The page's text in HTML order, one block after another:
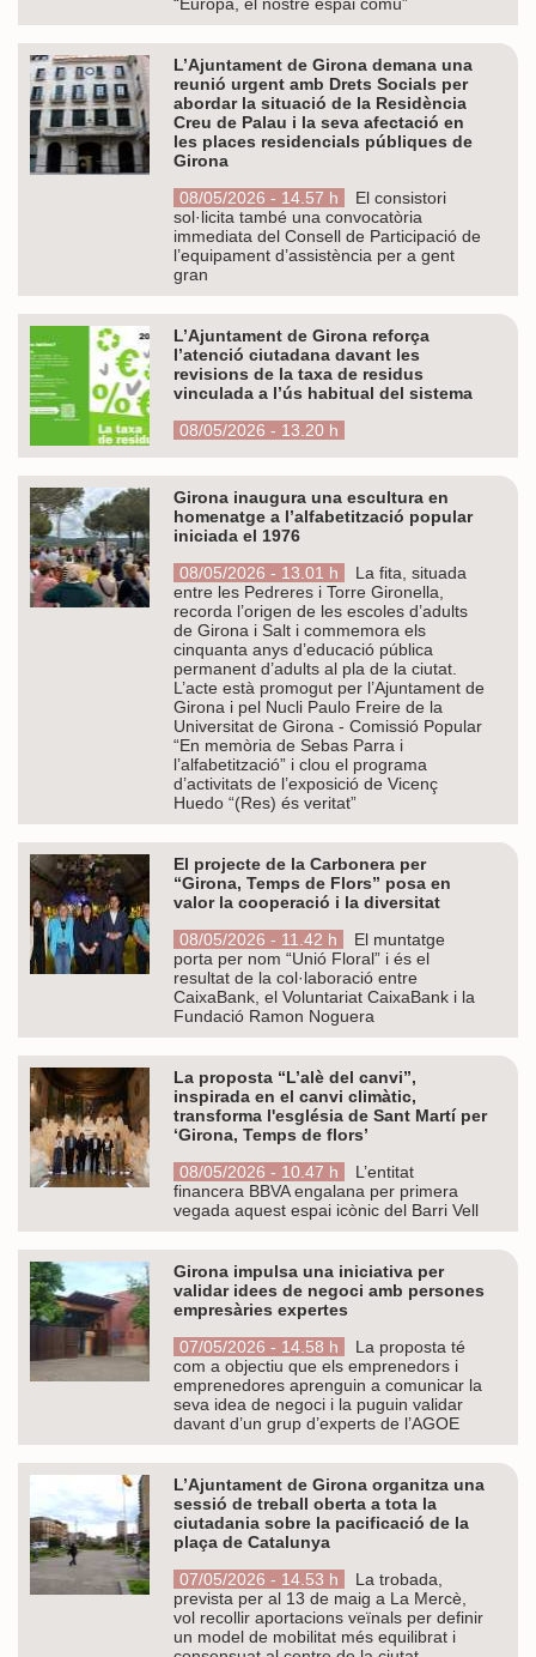
L’Ajuntament de Girona demana una
reunió urgent amb Drets Socials per
abordar la situació de la Residència
Creu de Palau i la seva afectació en
les places residencials públiques de
Girona
08/05/2026 - 14.57 h
El consistori
sol·licita també una convocatòria
immediata del Consell de Participació de
l’equipament d’assistència per a gent
gran
L’Ajuntament de Girona reforça
l’atenció ciutadana davant les
revisions de la taxa de residus
vinculada a l’ús habitual del sistema
08/05/2026 - 13.20 h
Girona inaugura una escultura en
homenatge a l’alfabetització popular
iniciada el 1976
08/05/2026 - 13.01 h
La fita, situada
entre les Pedreres i Torre Gironella,
recorda l’origen de les escoles d’adults
de Girona i Salt i commemora els
cinquanta anys d’educació pública
permanent d’adults al pla de la ciutat.
L’acte està promogut per l’Ajuntament de
Girona i pel Nucli Paulo Freire de la
Universitat de Girona - Comissió Popular
“En memòria de Sebas Parra i
l’alfabetització” i clou el programa
d’activitats de l’exposició de Vicenç
Huedo “(Res) és veritat”
El projecte de la Carbonera per
“Girona, Temps de Flors” posa en
valor la cooperació i la diversitat
08/05/2026 - 11.42 h
El muntatge
porta per nom “Unió Floral” i és el
resultat de la col·laboració entre
CaixaBank, el Voluntariat CaixaBank i la
Fundació Ramon Noguera
La proposta “L’alè del canvi”,
inspirada en el canvi climàtic,
transforma l'església de Sant Martí per
‘Girona, Temps de flors’
08/05/2026 - 10.47 h
L’entitat
financera BBVA engalana per primera
vegada aquest espai icònic del Barri Vell
Girona impulsa una iniciativa per
validar idees de negoci amb persones
empresàries expertes
07/05/2026 - 14.58 h
La proposta té
com a objectiu que els emprenedors i
emprenedores aprenguin a comunicar la
seva idea de negoci i la puguin validar
davant d’un grup d’experts de l’AGOE
L’Ajuntament de Girona organitza una
sessió de treball oberta a tota la
ciutadania sobre la pacificació de la
plaça de Catalunya
07/05/2026 - 14.53 h
La trobada,
prevista per al 13 de maig a La Mercè,
vol recollir aportacions veïnals per definir
un model de mobilitat més equilibrat i